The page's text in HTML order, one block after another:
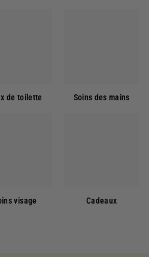
de toilette Soins des mains
visage Cadeaux